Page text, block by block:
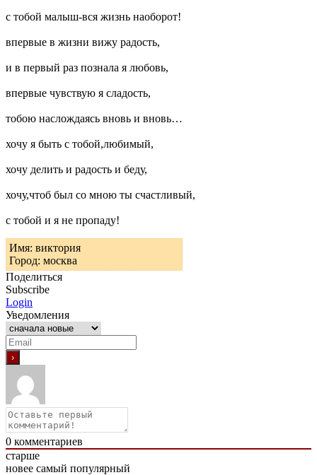
с тобой малыш-вся жизнь наоборот!
впервые в жизни вижу радость,
и в первый раз познала я любовь,
впервые чувствую я сладость,
тобою наслождаясь вновь и вновь…
хочу я быть с тобой,любимый,
хочу делить и радость и беду,
хочу,чтоб был со мною ты счастливый,
с тобой и я не пропаду!
Имя: виктория
Город: москва
Поделиться
Subscribe
Login
Уведомления
0 комментариев
старше
новее самый популярный